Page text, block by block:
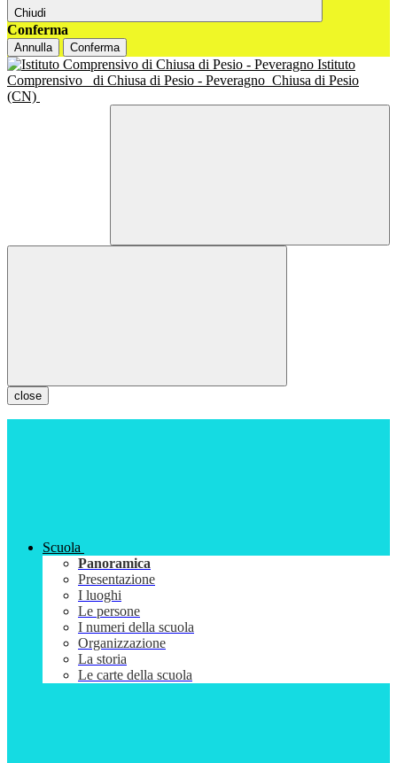
Chiudi
Conferma
Annulla Conferma
Istituto
Comprensivo
di Chiusa di Pesio - Peveragno Chiusa di Pesio
(CN)
close
Scuola
Panoramica
Presentazione
I luoghi
Le persone
I numeri della scuola
Organizzazione
La storia
Le carte della scuola